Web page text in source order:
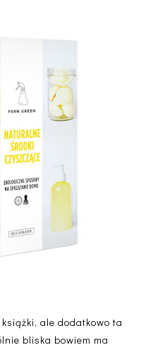
ale dodatkowo ta
bliska bowiem ma